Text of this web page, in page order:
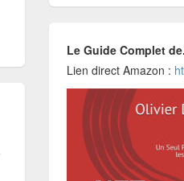
Le Guide Complet
Lien direct Amazon :